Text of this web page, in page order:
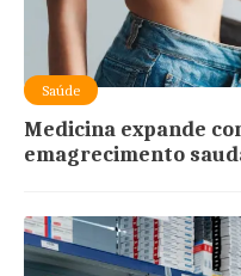
Saúde
Medicina expande
emagrecimento